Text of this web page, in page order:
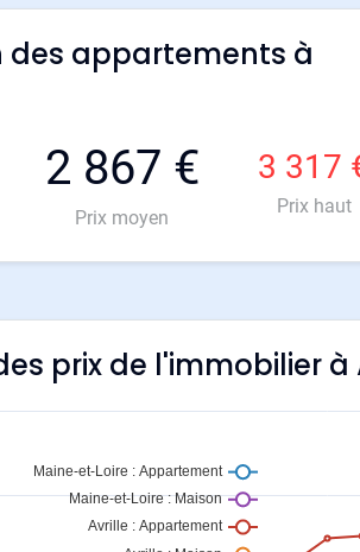
des appartements à
2 867 €
Prix moyen
3 317
Prix haut
prix de l'immobilier à